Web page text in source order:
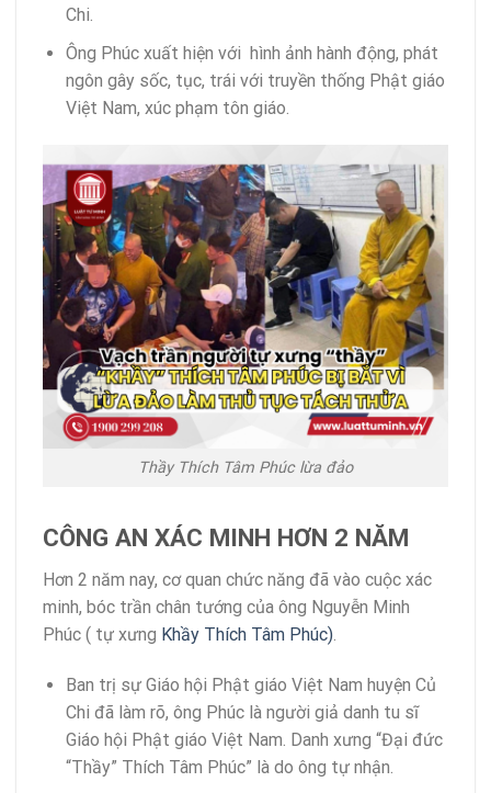
Chi.
Ông Phúc xuất hiện với hình ảnh hành động, phát
ngôn gây sốc, tục, trái với truyền thống Phật giáo
Việt Nam, xúc phạm tôn giáo.
Thầy Thích Tâm Phúc lừa đảo
CÔNG AN XÁC MINH HƠN 2 NĂM
Hơn 2 năm nay, cơ quan chức năng đã vào cuộc xác
minh, bóc trần chân tướng của ông Nguyễn Minh
Phúc ( tự xưng Khầy Thích Tâm Phúc)
Ban trị sự Giáo hội Phật giáo Việt Nam huyện Củ
Chi đã làm rõ, ông Phúc là người giả danh tu sĩ
Giáo hội Phật giáo Việt Nam. Danh xưng “Đại đức
“Thầy” Thích Tâm Phúc” là do ông tự nhận.